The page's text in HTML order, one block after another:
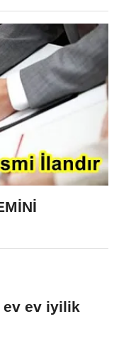
ev ev iyilik